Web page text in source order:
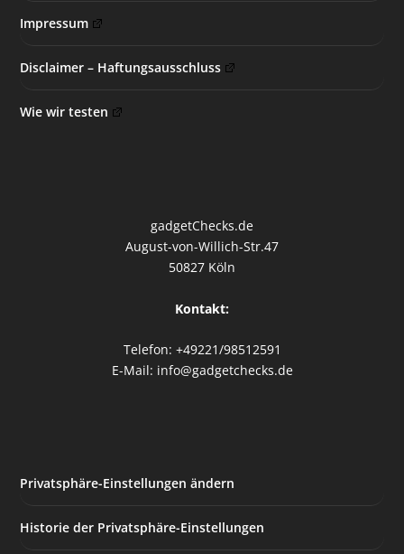
Impressum
Disclaimer – Haftungsausschluss
Wie wir testen
gadgetChecks.de
August-von-Willich-Str.47
50827 Köln
Kontakt:
Telefon: +49221/98512591
E-Mail: info@gadgetchecks.de
Privatsphäre-Einstellungen ändern
Historie der Privatsphäre-Einstellungen